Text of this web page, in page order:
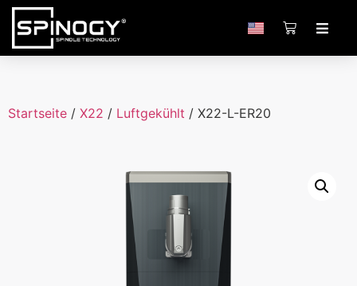
Startseite / X22 / Luftgekühlt / X22-L-ER20